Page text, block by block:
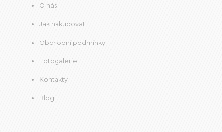
O nás
Jak nakupovat
Obchodní podmínky
Fotogalerie
Kontakty
Blog